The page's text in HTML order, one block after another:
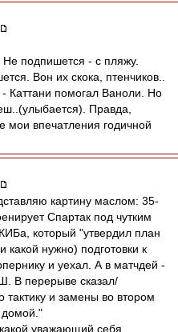
подпишется - с пляжу.
Вон их скока, птенчиков..
Каттани помогал Ваноли. Но
Правда,
мои впечатления годичной
картину маслом: 35-
Спартак под чутким
который "утвердил план
какой нужно) подготовки к
и уехал. А в матчдей -
В перерыве сказал/
тактику и замены во втором
домой."
уважающий себя